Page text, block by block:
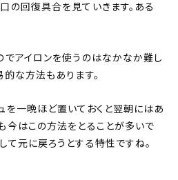
の回復具合を見ていきます。ある
でアイロンを使うのはなかなか難し
的な方法もあります。
を一晩ほど置いておくと翌朝にはあ
今はこの方法をとることが多いで
て元に戻ろうとする特性ですね。